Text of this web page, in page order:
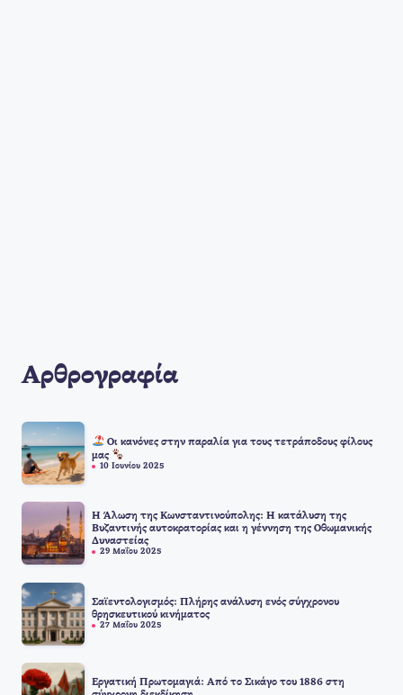
Αρθρογραφία
Οι κανόνες στην παραλία για τους τετράποδους φίλους
μας
10 Ιουνίου 2025
Η Άλωση της Κωνσταντινούπολης: Η κατάλυση της
Βυζαντινής αυτοκρατορίας και η γέννηση της Οθωμανικής
Δυναστείας
29 Μαΐου 2025
Σαϊεντολογισμός: Πλήρης ανάλυση ενός σύγχρονου
θρησκευτικού κινήματος
27 Μαΐου 2025
Εργατική Πρωτομαγιά: Από το Σικάγο του 1886 στη